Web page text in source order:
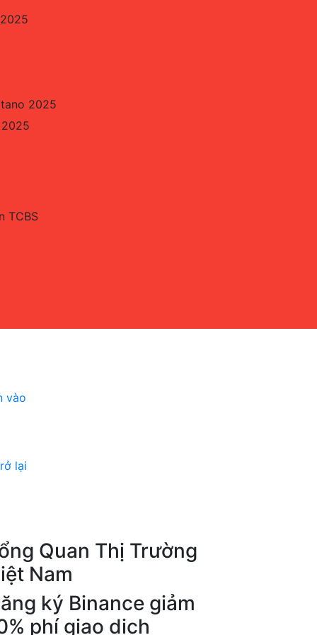
2025
TCBS
vào
lại
Quan Thị Trường
Nam
ký Binance giảm
phí giao dịch